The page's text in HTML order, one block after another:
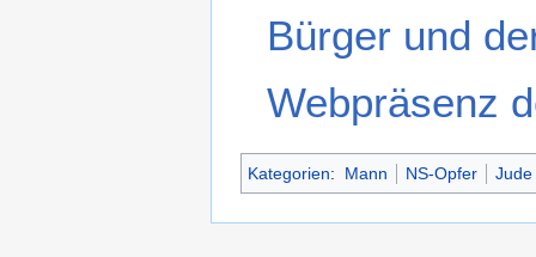
Bürger und
Webpräsenz
Kategorien: Mann NS-Opfer Jude